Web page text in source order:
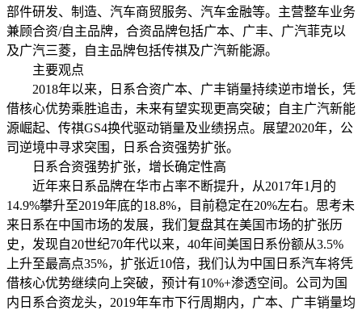
部件研发、制造、汽车商贸服务、汽车金融等。 主营整车业务
兼顾合资/自主品牌，合资品牌包括广本、广丰、广汽菲克以
及广汽三菱，自主品牌包括传祺及广汽新能源。
主要观点
2018年以来，日系合资广本、广丰销量持续逆市增长，凭
借核心优势乘胜追击，未来有望实现更高突破；自主广汽新能
源崛起、传祺GS4换代驱动销量及业绩拐点。展望2020年，公
司逆境中寻求突围，日系合资强势扩张。
日系合资强势扩张，增长确定性高
近年来日系品牌在华市占率不断提升，从2017年1月的
14.9%攀升至2019年底的18.8%，目前稳定在20%左右。思考未
来日系在中国市场的发展，我们复盘其在美国市场的扩张历
史，发现自20世纪70年代以来，40年间美国日系份额从3.5%
上升至最高点35%，扩张近10倍，我们认为中国日系汽车将凭
借核心优势继续向上突破，预计有10%+渗透空间。公司为国
内日系合资龙头，2019年车市下行周期内，广本、广丰销量均